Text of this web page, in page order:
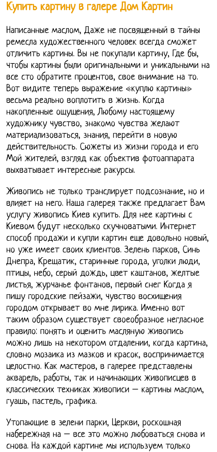
Купить картину в галере Дом Картин
Написанные маслом, Даже не посвященный в тайны
ремесла художественного человек всегда сможет
отличить картины. Вы не покупали картину, Где бы,
чтобы картины были оригинальными и уникальными на
все сто обратите процентов, свое внимание на то.
Вот видите теперь выражение «куплю картины»
весьма реально воплотить в жизнь. Когда
накопленные ощущения, Любому настоящему
художнику чувство, знакомо чувства желают
материализоваться, знания, перейти в новую
действительность. Сюжеты из жизни города и его
Мой жителей, взгляд как объектив фотоаппарата
выхватывает интересные ракурсы.
Живопись не только транслирует подсознание, но и
влияет на него. Наша галерея также предлагает Вам
услугу живопись Киев купить. Для нее картины с
Киевом будут несколько скучноватыми. Интернет
способ продажи и купли картин еще довольно новый,
но уже имеет своих клиентов. Зелень парков, Синь
Днепра, Крещатик, старинные города, уголки люди,
птицы, небо, серый дождь, цвет каштанов, желтые
листья, журчанье фонтанов, первый снег Когда я
пишу городские пейзажи, чувство восхищения
городом открывает во мне лирика. Именно вот
таким образом существует своеобразное негласное
правило: понять и оценить масляную живопись
можно лишь на некотором отдалении, когда картина,
словно мозаика из мазков и красок, воспринимается
целостно. Как мастеров, в галерее представлены
акварель, работы, так и начинающих живописцев в
классических техниках живописи – картины маслом,
гуашь, пастель, графика.
Утопающие в зелени парки, Церкви, роскошная
набережная на – все это можно любоваться снова и
снова. На каждой картине мы используем только